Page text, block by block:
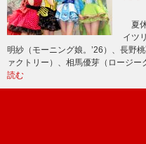
夏
イツ
明紗（モーニング娘。’26）、長野
ァクトリー）、相馬優芽（ロージ
読む